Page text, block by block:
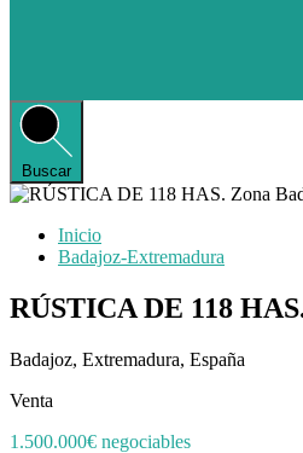
Buscar
Inicio
Badajoz-Extremadura
RÚSTICA DE 118
Badajoz, Extremadura, España
Venta
1.500.000€ negociables